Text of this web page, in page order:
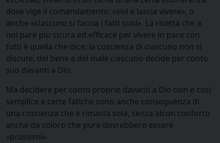
dove vige il comandamento: «vivi e lascia vivere», o
anche «ciascuno si faccia i fatti suoi». La ricetta che a
noi pare più sicura ed efficace per vivere in pace con
tutti è quella che dice: la coscienza di ciascuno non si
discute, del bene e del male ciascuno decide per conto
suo davanti a Dio.
Ma decidere per conto proprio davanti a Dio non è così
semplice e certe fatiche sono anche conseguenza di
una coscienza che è rimasta sola, senza alcun conforto
anche da coloro che pure dovrebbero essere
«prossimi»